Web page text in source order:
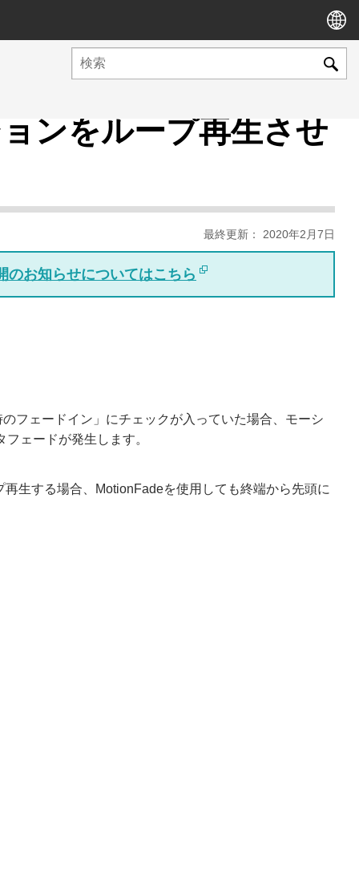
ンをループ再生させ
最終更新： 2020年2月7日
のお知らせについてはこちら
フェードイン」にチェックが入っていた場合、モーシ
ェードが発生します。
生する場合、MotionFadeを使用しても終端から先頭に